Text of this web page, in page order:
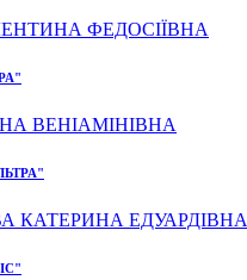
ФЕДОСІЇВНА
ВЕНІАМІНІВНА
КАТЕРИНА ЕДУАРДІВНА